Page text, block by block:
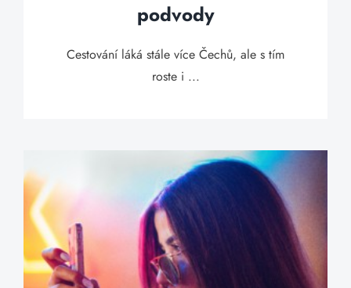
podvody
Cestování láká stále více Čechů, ale s tím
roste i ...